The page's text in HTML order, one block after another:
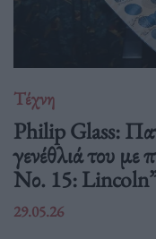
Τέχνη
Philip Glass:
γενέθλιά του με
Νο. 15:
29.05.26